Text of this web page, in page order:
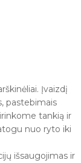
Įvaizdį
pastebimais
tankią ir
nuo ryto iki
išsaugojimas ir